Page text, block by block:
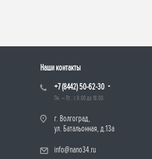
Наши контакты
+7 (8442) 50-62-30
Пн. – Пт.: с 9:00 до 18:00
г. Волгоград,
ул. Батальонная, д.13а
info@nano34.ru